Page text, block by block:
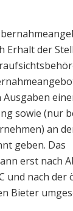
Erhalt der
sowie (nur
an
geben. Das
erst nach
und nach der
Bieter